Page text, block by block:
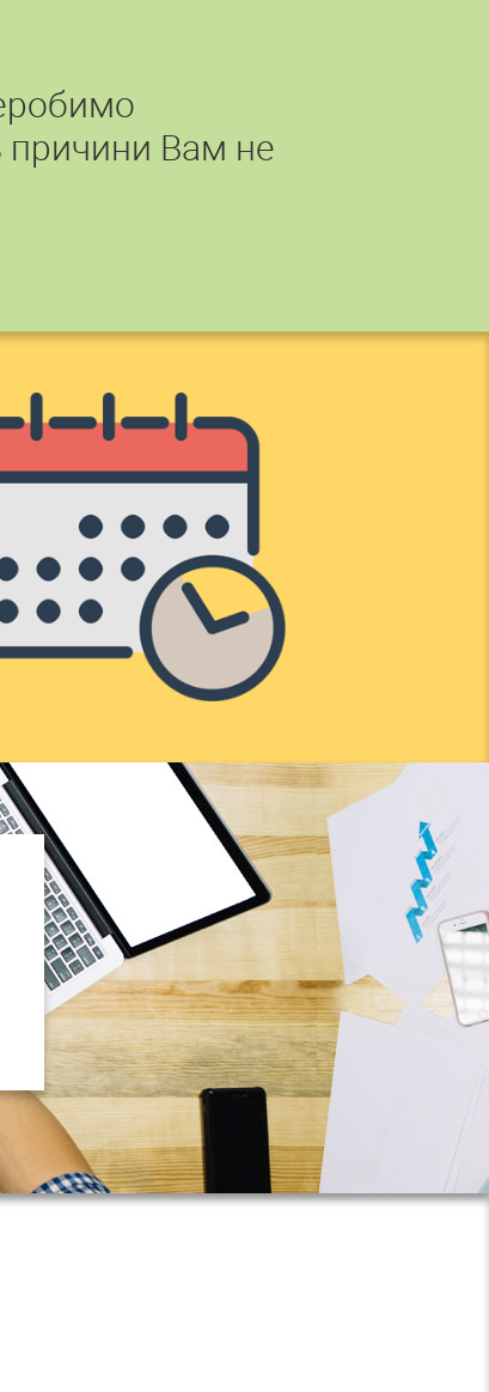
причини Вам не